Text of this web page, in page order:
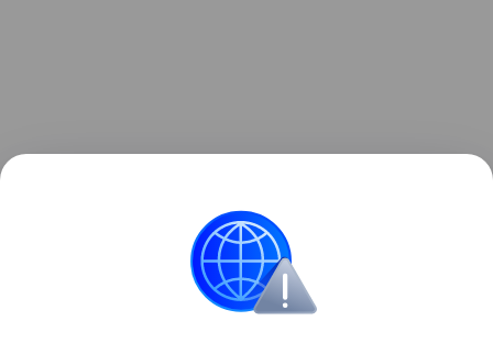
ступени ракеты на Луну назвали «подарком